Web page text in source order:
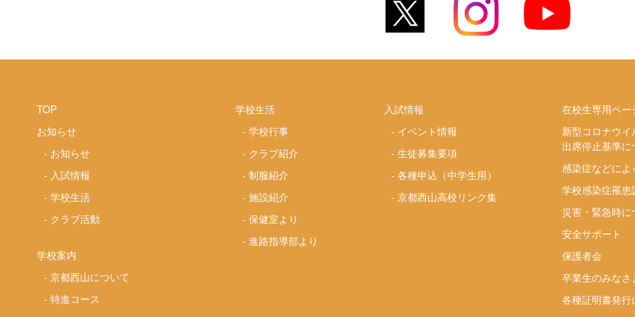
TOP
お知らせ
- お知らせ
- 入試情報
- 学校生活
- クラブ活動
学校案内
- 京都西山について
- 特進コース
学校生活
- 学校行事
- クラブ紹介
- 制服紹介
- 施設紹介
- 保健室より
- 進路指導部より
入試情報
- イベント情報
- 生徒募集要項
- 各種申込（中学生用）
- 京都西山高校リンク集
在校生専用ペー
新型コロナウ
出席停止基準に
感染症などに
学校感染症罹患
災害・緊急時に
安全サポート
保護者会
卒業生のみな
各種証明書発行